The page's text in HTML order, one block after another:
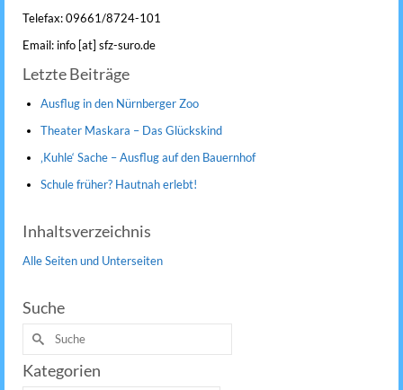
Telefax: 09661/8724-101
Email: info [at] sfz-suro.de
Letzte Beiträge
Ausflug in den Nürnberger Zoo
Theater Maskara – Das Glückskind
‚Kuhle‘ Sache – Ausflug auf den Bauernhof
Schule früher? Hautnah erlebt!
Inhaltsverzeichnis
Alle Seiten und Unterseiten
Suche
Suche
nach:
Kategorien